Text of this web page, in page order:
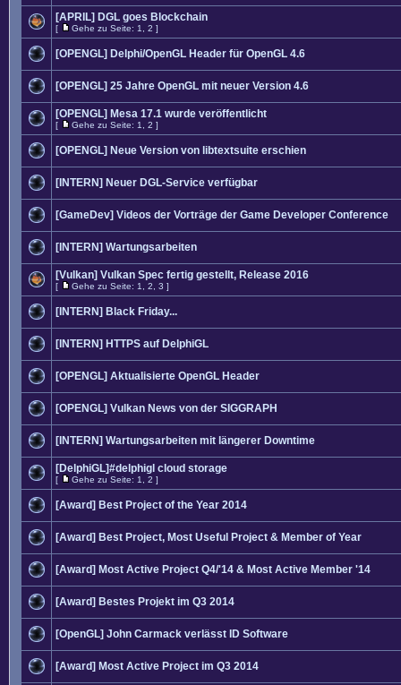
[APRIL] DGL goes Blockchain
[ Gehe zu Seite: 1 2 ]
[OPENGL] Delphi/OpenGL Header für OpenGL 4.6
[OPENGL] 25 Jahre OpenGL mit neuer Version 4.6
[OPENGL] Mesa 17.1 wurde veröffentlicht
[ Gehe zu Seite: 1 2 ]
[OPENGL] Neue Version von libtextsuite erschien
[INTERN] Neuer DGL-Service verfügbar
[GameDev] Videos der Vorträge der Game Developer Conference
[INTERN] Wartungsarbeiten
[Vulkan] Vulkan Spec fertig gestellt, Release 2016
[ Gehe zu Seite: 1 2 3 ]
[INTERN] Black Friday...
[INTERN] HTTPS auf DelphiGL
[OPENGL] Aktualisierte OpenGL Header
[OPENGL] Vulkan News von der SIGGRAPH
[INTERN] Wartungsarbeiten mit längerer Downtime
[DelphiGL]#delphigl cloud storage
[ Gehe zu Seite: 1 2 ]
[Award] Best Project of the Year 2014
[Award] Best Project, Most Useful Project & Member of Year
[Award] Most Active Project Q4/'14 & Most Active Member '14
[Award] Bestes Projekt im Q3 2014
[OpenGL] John Carmack verlässt ID Software
[Award] Most Active Project im Q3 2014